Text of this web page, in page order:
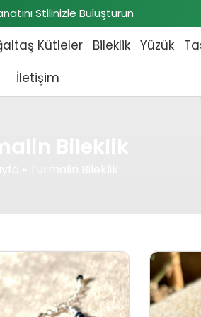
Stilinizle Buluşturun
Kütleler Bileklik Yüzük
İletişim
Orijinal fiyat: ₺4.140,00.
Şu andaki fiyat: